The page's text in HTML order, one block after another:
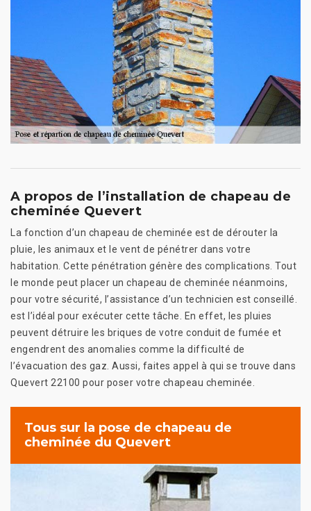
A propos de l’installation de chapeau de
cheminée Quevert
La fonction d’un chapeau de cheminée est de dérouter la
pluie, les animaux et le vent de pénétrer dans votre
habitation. Cette pénétration génère des complications. Tout
le monde peut placer un chapeau de cheminée néanmoins,
pour votre sécurité, l’assistance d’un technicien est conseillé.
est l’idéal pour exécuter cette tâche. En effet, les pluies
peuvent détruire les briques de votre conduit de fumée et
engendrent des anomalies comme la difficulté de
l’évacuation des gaz. Aussi, faites appel à qui se trouve dans
Quevert 22100 pour poser votre chapeau cheminée.
Tous sur la pose de chapeau de
cheminée du Quevert